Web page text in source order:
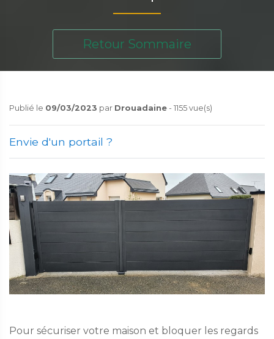
Retour Sommaire
Publié le 09/03/2023 par Drouadaine - 1155 vue(s)
Envie d'un portail ?
Pour sécuriser votre maison et bloquer les regards